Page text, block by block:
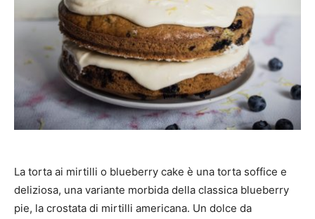
La torta ai mirtilli o blueberry cake è una torta soffice e
deliziosa, una variante morbida della classica blueberry
pie, la crostata di mirtilli americana. Un dolce da